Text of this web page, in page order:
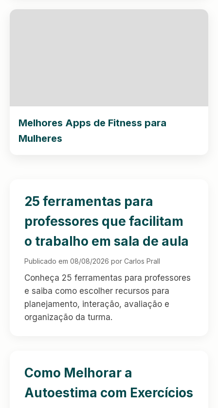
Melhores Apps de Fitness para
Mulheres
25 ferramentas para
professores que facilitam
o trabalho em sala de aula
Publicado em 08/08/2026 por Carlos Prall
Conheça 25 ferramentas para professores
e saiba como escolher recursos para
planejamento, interação, avaliação e
organização da turma.
Como Melhorar a
Autoestima com Exercícios